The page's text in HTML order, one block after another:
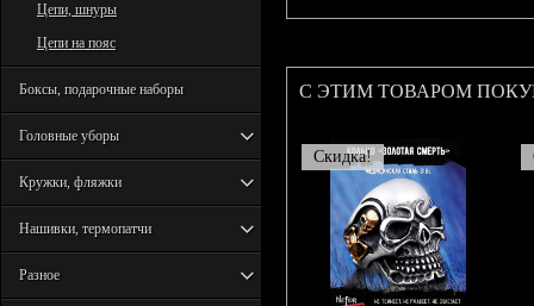
Цепи, шнуры
Цепи на пояс
Боксы, подарочные наборы
Головные уборы
Кружки, фляжки
Нашивки, термопатчи
Разное
С ЭТИМ ТОВАРОМ
Скидка!